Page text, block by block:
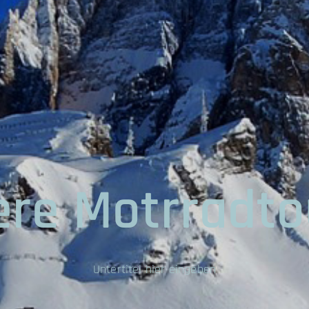
Untertitel hier eingeben